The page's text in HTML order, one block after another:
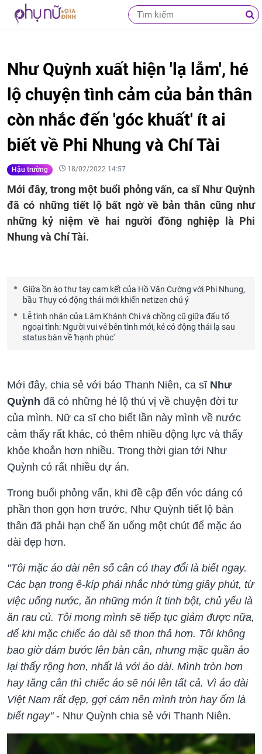
Như Quỳnh xuất hiện 'lạ lẫm', hé
lộ chuyện tình cảm của bản thân
còn nhắc đến 'góc khuất' ít ai
biết về Phi Nhung và Chí Tài
Hậu trường 18/02/2022 14:57
Mới đây, trong một buổi phỏng vấn, ca sĩ Như Quỳnh
đã có những tiết lộ bất ngờ về bản thân cũng như
những kỷ niệm về hai người đồng nghiệp là Phi
Nhung và Chí Tài.
Giữa ồn ào thư tay cam kết của Hồ Văn Cường với Phi Nhung,
bầu Thụy có động thái mới khiến netizen chú ý
Lễ tình nhân của Lâm Khánh Chi và chồng cũ giữa đấu tố
ngoại tình: Người vui vẻ bên tình mới, kẻ có động thái lạ sau
status bàn về 'hạnh phúc'
Mới đây, chia sẻ với báo Thanh Niên, ca sĩ Như
Quỳnh đã có những hé lộ thú vị về chuyện đời tư
của mình. Nữ ca sĩ cho biết lần này mình về nước
cảm thấy rất khác, có thêm nhiều động lực và thấy
khỏe khoắn hơn nhiều. Trong thời gian tới Như
Quỳnh có rất nhiều dự án.
Trong buổi phỏng vấn, khi đề cập đến vóc dáng có
phần thon gọn hơn trước, Như Quỳnh tiết lộ bản
thân đã phải hạn chế ăn uống một chút để mặc áo
dài đẹp hơn.
"Tôi mặc áo dài nên số cân có thay đổi là biết ngay.
Các bạn trong ê-kíp phải nhắc nhở từng giây phút, từ
việc uống nước, ăn những món ít tinh bột, chủ yếu là
ăn rau củ. Tôi mong mình sẽ tiếp tục giảm được nữa,
để khi mặc chiếc áo dài sẽ thon thả hơn. Tôi không
bao giờ dám bước lên bàn cân, nhưng mặc quần áo
lại thấy rộng hơn, nhất là với áo dài. Mình tròn hơn
hay tăng cân thì chiếc áo sẽ nói lên tất cả. Vì áo dài
Việt Nam rất đẹp, gợi cảm nên mình tròn hay ốm là
biết ngay"- Như Quỳnh chia sẻ với Thanh Niên.